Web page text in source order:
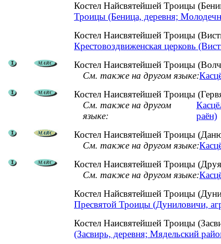
Костел Найсвятейшей Троицы
Троицы (Беница, деревня;
Костел Наисвятейшей Троицы
Крестовоздвиженская церковь
Костел Наисвятейшей Троицы
См. также на другом языке:
Костел Наисвятейшей Троицы
См. также на другом
языке:
раён)
Костел Наисвятейшей Троицы
См. также на другом языке:
Костел Наисвятейшей Троицы
См. также на другом языке:
Костел Найсвятейшей Троицы
Пресвятой Троицы (Дуниловичи,
Костел Наисвятейшей Троицы
(Засвирь, деревня; Мядельский